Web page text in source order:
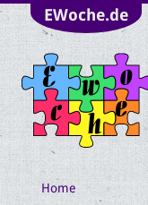
EWoche.de
Home